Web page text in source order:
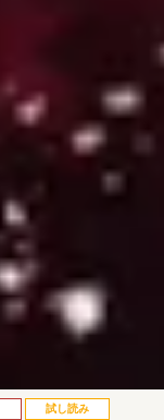
試し読み